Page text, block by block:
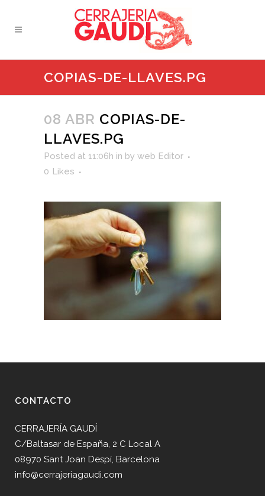
COPIAS-DE-LLAVES.PG
08 ABR COPIAS-DE-
LLAVES.PG
Posted at 11:06h in by web Editor
0 Likes
CONTACTO
CERRAJERÍA GAUDÍ
C/Baltasar de España, 2 C Local A
08970 Sant Joan Despí, Barcelona
info@cerrajeriagaudi.com